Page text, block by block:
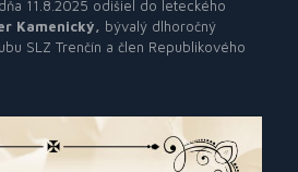
11.8.2025 odišiel do leteckého
Kamenický, bývalý dlhoročný
SLZ Trenčín a člen Republikového